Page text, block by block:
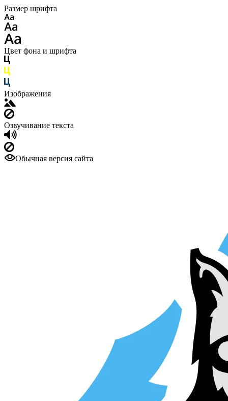
Размер шрифта
Цвет фона и шрифта
Изображения
Озвучивание текста
Обычная версия сайта